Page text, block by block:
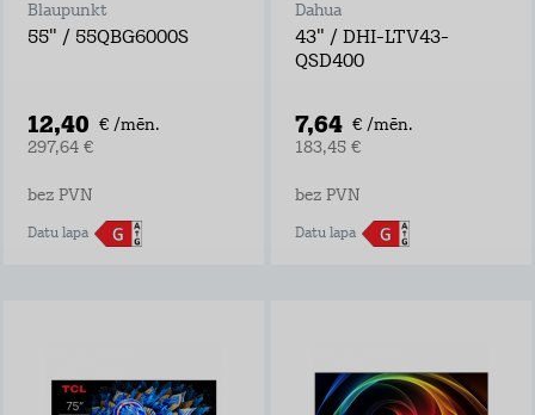
Blaupunkt
55" / 55QBG6000S
12,40 € /mēn.
297,64 €
bez PVN
Datu lapa
Dahua
43" / DHI-LTV43-
QSD400
7,64 € /mēn.
183,45 €
bez PVN
Datu lapa